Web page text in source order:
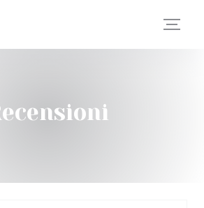
tue scelte sui cookie